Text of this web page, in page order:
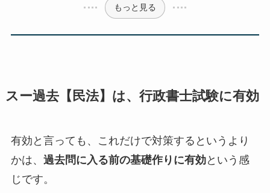
もっと見る
スー過去【民法】は、行政書士試験に有効
有効と言っても、これだけで対策するというより
かは、 過去問に入る前の基礎作りに有効という感
じです。